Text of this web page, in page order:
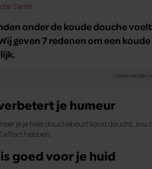
Santé
onder de koude douche
geven 7 redenen om een
je humeur
je je hele douchebeurt koud doucht, zou
effect hebben.
goed voor je huid